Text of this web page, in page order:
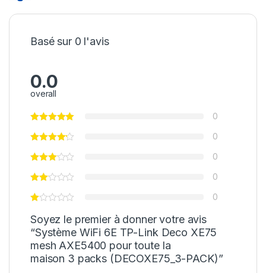
Basé sur 0 l'avis
0.0
overall
0
0
0
0
0
Soyez le premier à donner votre avis
“Système WiFi 6E TP-Link Deco XE75
mesh AXE5400 pour toute la
maison 3 packs (DECOXE75_3-PACK)”